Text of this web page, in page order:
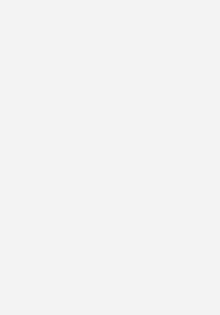
unserer